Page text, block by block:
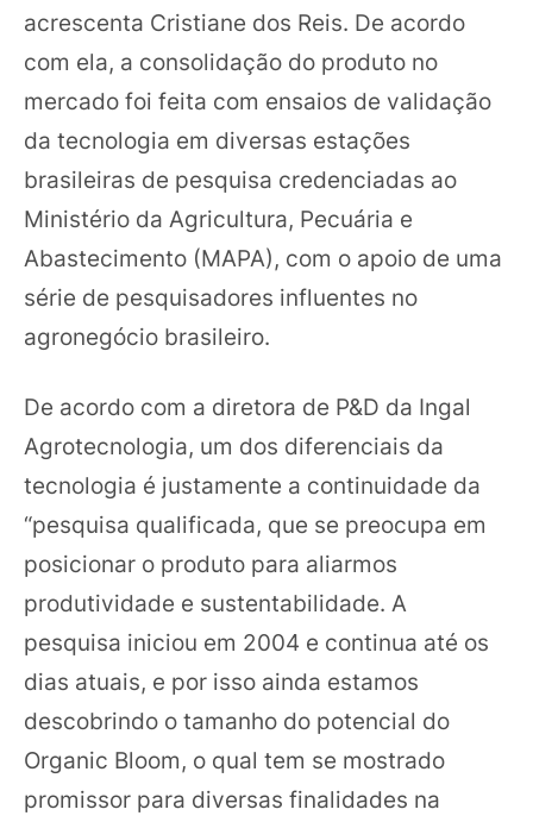
acrescenta Cristiane dos Reis. De acordo
com ela, a consolidação do produto no
mercado foi feita com ensaios de validação
da tecnologia em diversas estações
brasileiras de pesquisa credenciadas ao
Ministério da Agricultura, Pecuária e
Abastecimento (MAPA), com o apoio de uma
série de pesquisadores influentes no
agronegócio brasileiro.
De acordo com a diretora de P&D da Ingal
Agrotecnologia, um dos diferenciais da
tecnologia é justamente a continuidade da
“pesquisa qualificada, que se preocupa em
posicionar o produto para aliarmos
produtividade e sustentabilidade. A
pesquisa iniciou em 2004 e continua até os
dias atuais, e por isso ainda estamos
descobrindo o tamanho do potencial do
Organic Bloom, o qual tem se mostrado
promissor para diversas finalidades na